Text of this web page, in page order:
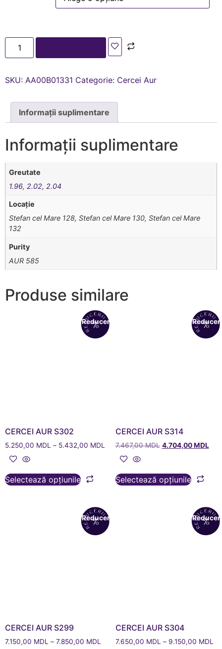
SKU: AA00В01331 Categorie: Cercei Aur
Informații suplimentare
Informații suplimentare
Greutate
1.96, 2.02, 2.04
Locație
Stefan cel Mare 128, Stefan cel Mare 130, Stefan cel Mare
132
Purity
AUR 585
Produse similare
Reduceri!
CERCEI AUR S302
5.250,00 MDL – 5.432,00 MDL
Selectează opțiunile
CERCEI AUR S314
7.467,00MDL 4.704,00MDL
Selectează opțiunile
Reduceri!
CERCEI AUR S299
7.150,00 MDL – 7.850,00 MDL
CERCEI AUR S304
7.650,00 MDL – 9.150,00 MDL